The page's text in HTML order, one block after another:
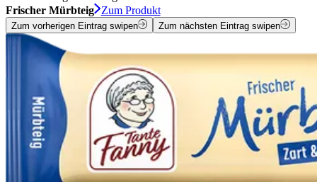
Frischer Mürbteig
Zum Produkt
Zum vorherigen Eintrag swipen Zum nächsten Eintrag swipen